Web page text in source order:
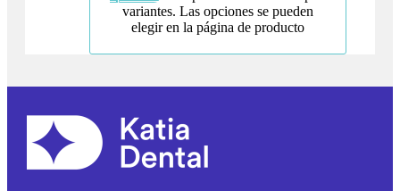
variantes. Las opciones se pueden
elegir en la página de producto